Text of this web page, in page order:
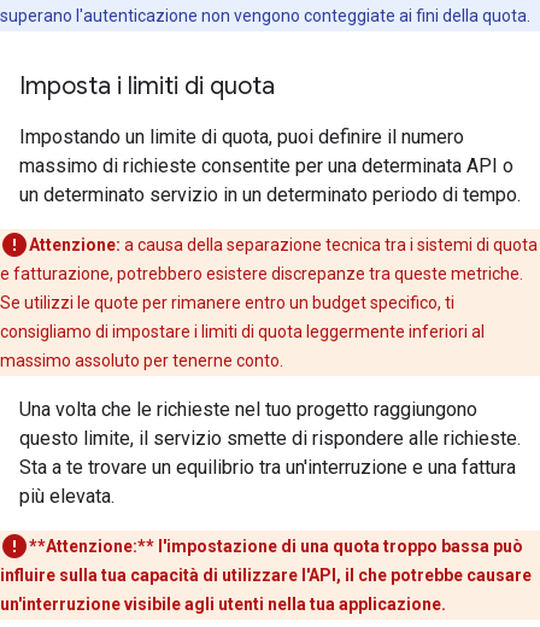
superano l'autenticazione non vengono conteggiate ai fini della quota.
Imposta i limiti di quota
Impostando un limite di quota, puoi definire il numero
massimo di richieste consentite per una determinata API o
un determinato servizio in un determinato periodo di tempo.
Attenzione: a causa della separazione tecnica tra i sistemi di quota
e fatturazione, potrebbero esistere discrepanze tra queste metriche.
Se utilizzi le quote per rimanere entro un budget specifico, ti
consigliamo di impostare i limiti di quota leggermente inferiori al
massimo assoluto per tenerne conto.
Una volta che le richieste nel tuo progetto raggiungono
questo limite, il servizio smette di rispondere alle richieste.
Sta a te trovare un equilibrio tra un'interruzione e una fattura
più elevata.
**Attenzione:** l'impostazione di una quota troppo bassa può
influire sulla tua capacità di utilizzare l'API, il che potrebbe causare
un'interruzione visibile agli utenti nella tua applicazione.